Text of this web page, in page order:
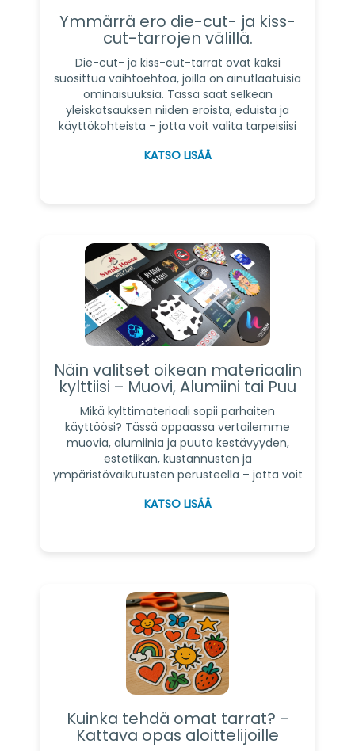
Ymmärrä ero die-cut- ja kiss-
cut-tarrojen välillä.
Die-cut- ja kiss-cut-tarrat ovat kaksi
suosittua vaihtoehtoa, joilla on ainutlaatuisia
ominaisuuksia. Tässä saat selkeän
yleiskatsauksen niiden eroista, eduista ja
käyttökohteista – jotta voit valita tarpeisiisi
KATSO LISÄÄ
Näin valitset oikean materiaalin
kylttiisi – Muovi, Alumiini tai Puu
Mikä kylttimateriaali sopii parhaiten
käyttöösi? Tässä oppaassa vertailemme
muovia, alumiinia ja puuta kestävyyden,
estetiikan, kustannusten ja
ympäristövaikutusten perusteella – jotta voit
KATSO LISÄÄ
Kuinka tehdä omat tarrat? –
Kattava opas aloittelijoille